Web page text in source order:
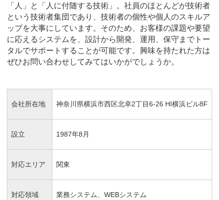
「人」と「人に付随する技術」。社員のほとんどが技術者
という技術者集団であり、技術者の個性や個人のスキルア
ップを大事にしています。そのため、お客様の課題や要望
に応えるシステムを、設計から開発、運用、保守までトー
タルでサポートすることが可能です。興味を持たれた方は
ぜひお問い合わせしてみてはいかがでしょうか。
会社所在地 神奈川県横浜市西区北幸2丁目6-26 HI横浜ビル8F
設立 1987年8月
対応エリア 関東
対応領域 業務システム、WEBシステム